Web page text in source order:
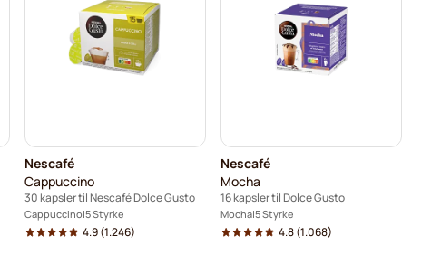
Nescafé
Cappuccino
30 kapsler til Nescafé Dolce Gusto
Cappuccino 5 Styrke
4.9(1.246)
Nescafé
Mocha
16 kapsler til Dolce Gusto
Mocha 5 Styrke
4.8(1.068)